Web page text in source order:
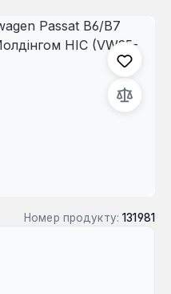
Номер продукту: 131981